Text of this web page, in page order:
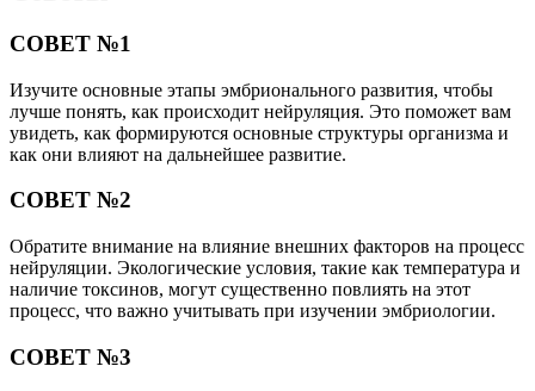
СОВЕТ №1
Изучите основные этапы эмбрионального развития, чтобы
лучше понять, как происходит нейруляция. Это поможет вам
увидеть, как формируются основные структуры организма и
как они влияют на дальнейшее развитие.
СОВЕТ №2
Обратите внимание на влияние внешних факторов на процесс
нейруляции. Экологические условия, такие как температура и
наличие токсинов, могут существенно повлиять на этот
процесс, что важно учитывать при изучении эмбриологии.
СОВЕТ №3